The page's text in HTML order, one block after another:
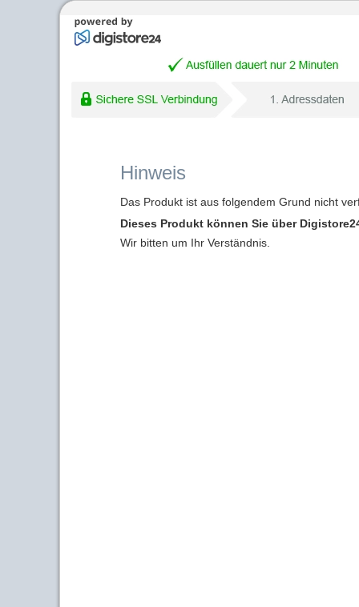
Hinweis
Das Produkt ist aus folgendem Grund nicht
Dieses Produkt können Sie über
Wir bitten um Ihr Verständnis.